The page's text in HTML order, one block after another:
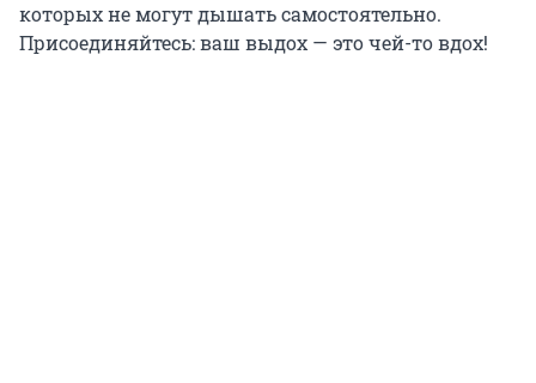
которых не могут дышать самостоятельно.
Присоединяйтесь: ваш выдох — это чей-то вдох!